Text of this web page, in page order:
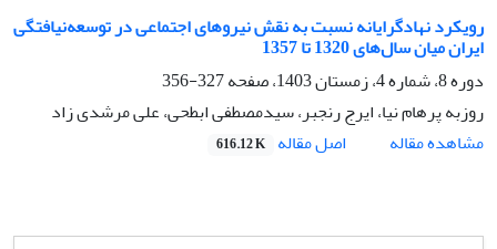
رویکرد نهادگرایانه نسبت به نقش نیروهای اجتماعی در توسعه‌نیافتگی
ایران میان سال‌های 1320 تا 1357
دوره 8، شماره 4، زمستان 1403، صفحه
327-356
روزبه پرهام نیا، ایرج رنجبر، سیدمصطفی ابطحی، علی مرشدی زاد
مشاهده مقاله
اصل مقاله 616.12 K